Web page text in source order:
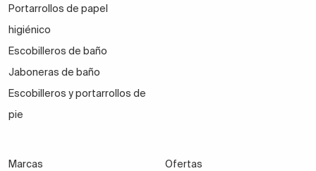
Portarrollos de papel
higiénico
Escobilleros de baño
Jaboneras de baño
Escobilleros y portarrollos de
pie
Marcas
Ofertas